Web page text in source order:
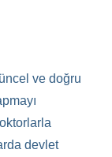
ve doğru
devlet